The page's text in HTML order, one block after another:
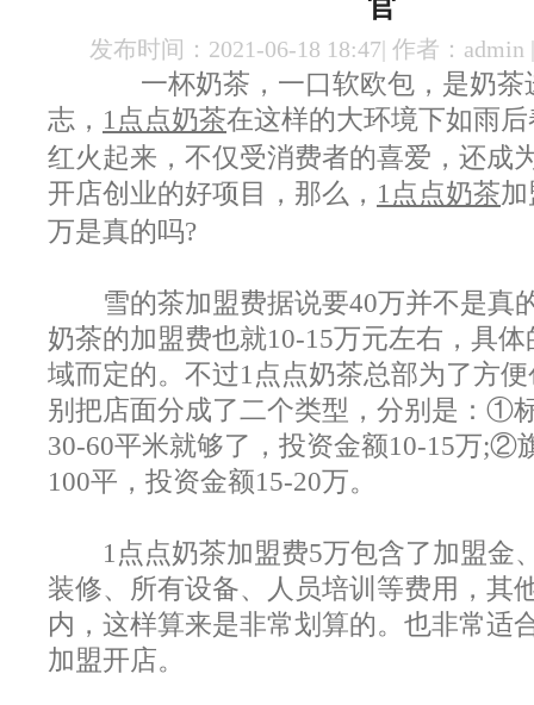
官
发布时间：2021-06-18 18:47| 作者：admin
一杯奶茶，一口软欧包，是奶茶
志， 1点点奶茶在这样的大环境下如雨
红火起来，不仅受消费者的喜爱，还成
开店创业的好项目，那么， 1点点奶茶
万是真的吗?
雪的茶加盟费据说要40万并不是真
奶茶的加盟费也就10-15万元左右，具
域而定的。不过1点点奶茶总部为了方
别把店面分成了二个类型，分别是：①
30-60平米就够了，投资金额10-15万;②
100平，投资金额15-20万。
1点点奶茶加盟费5万包含了加盟金
装修、所有设备、人员培训等费用，其
内，这样算来是非常划算的。也非常适
加盟开店。